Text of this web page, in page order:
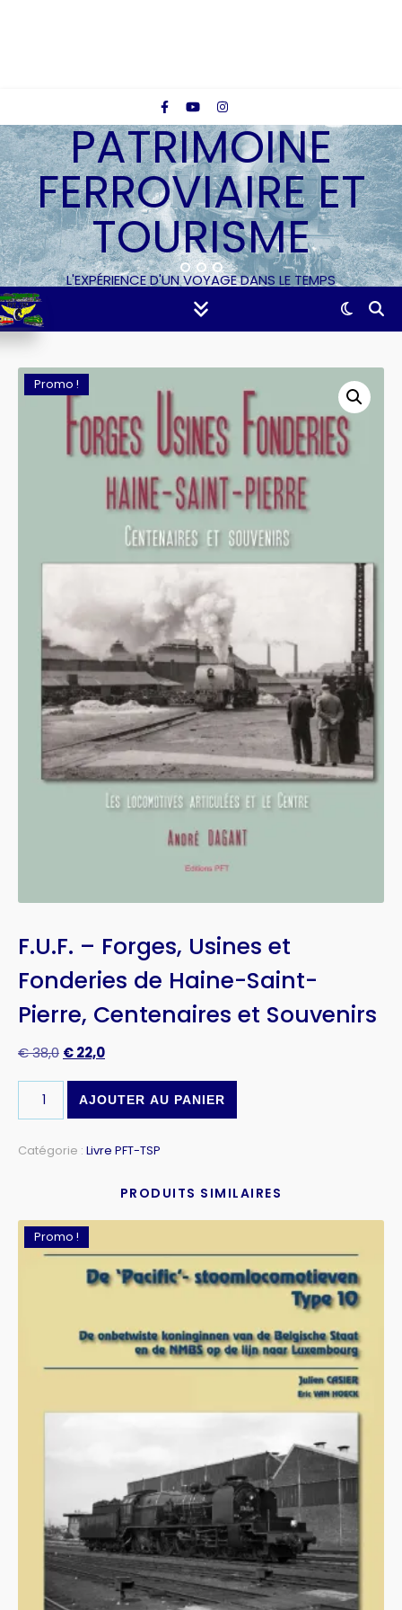
PATRIMOINE
FERROVIAIRE ET
TOURISME
L'EXPÉRIENCE D'UN VOYAGE DANS LE TEMPS
Promo !
F.U.F. – Forges, Usines et
Fonderies de Haine-Saint-
Pierre, Centenaires et Souvenirs
€38,0 €22,0
AJOUTER AU PANIER
Catégorie : Livre PFT-TSP
PRODUITS SIMILAIRES
Promo !